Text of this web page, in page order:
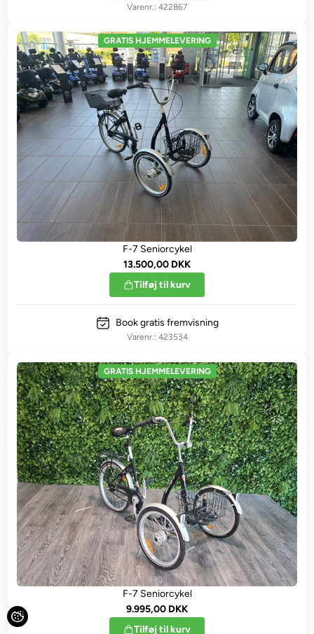
422867
GRATIS HJEMMELEVERING
F-7 Seniorcykel
13.500,00 DKK
Tilføj til kurv
Book gratis fremvisning
423534
GRATIS HJEMMELEVERING
F-7 Seniorcykel
9.995,00 DKK
Tilføj til kurv